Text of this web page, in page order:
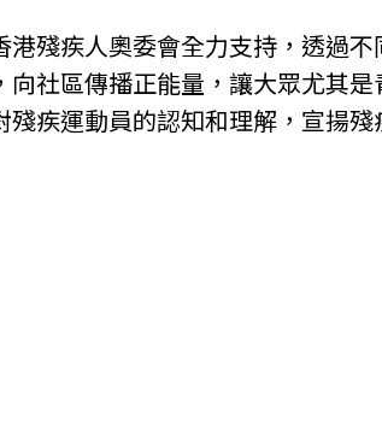
殘疾人奧委會全力支持，透過不
社區傳播正能量，讓大眾尤其是
疾運動員的認知和理解，宣揚殘